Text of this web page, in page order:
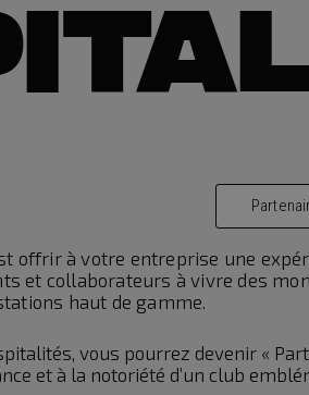
offrir à votre entreprise une
et collaborateurs à vivre des
haut de gamme.
vous pourrez devenir «
et à la notoriété d’un club